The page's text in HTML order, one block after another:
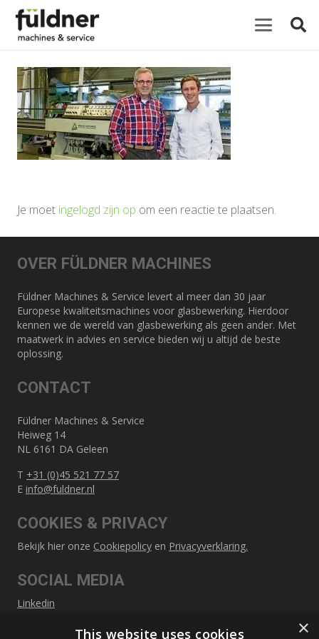
Je moet ingelogd zijn op om een reactie te plaatsen.
OVER FÜLDNER MACHINES
Füldner Machines & Service levert al meer dan 30 jaar
Europese kwaliteitsmachines voor glasbewerking. Hierdoor
kennen we de wereld van glasbewerking als geen ander. Met
maatwerk in advies en service bieden wij u altijd de beste
oplossing.
CONTACT
Füldner Machines & Service
Heiweg 14
NL 6161 DA Geleen
T +31 (0)45 521 77 57
E info@fuldner.nl
COOKIES & PRIVACY
Bekijk hier onze Cookiepolicy en Privacyverklaring.
SOCIAL MEDIA
Linkedin
×
This website uses cookies